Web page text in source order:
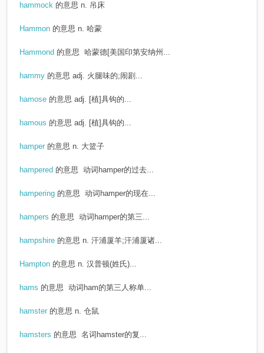
hammock 的意思 n. 吊床
Hammon 的意思 n. 哈蒙
Hammond 的意思 哈蒙德[美国印第安纳州...
hammy 的意思 adj. 火腿味的;闹剧...
hamose 的意思 adj. [植]具钩的...
hamous 的意思 adj. [植]具钩的...
hamper 的意思 n. 大篮子
hampered 的意思 动词hamper的过去...
hampering 的意思 动词hamper的现在...
hampers 的意思 动词hamper的第三...
hampshire 的意思 n. 汗浦厦羊;汗浦厦诸...
Hampton 的意思 n. 汉普顿(姓氏)...
hams 的意思 动词ham的第三人称单...
hamster 的意思 n. 仓鼠
hamsters 的意思 名词hamster的复...